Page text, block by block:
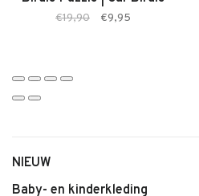
– Type: Waterkleurboek
€19,90 €9,95
NIEUW
Baby- en kinderkleding